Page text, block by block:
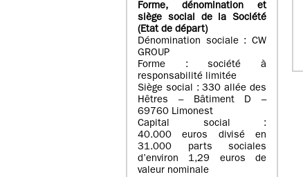
Forme, dénomination et
siège social de la Société
(Etatde départ)
Dénomination sociale : CW
GROUP
Forme : société à
responsabilité limitée
Siège social : 330 allée des
Hêtres – Bâtiment D –
69760 Limonest
Capital social :
40.000 euros divisé en
31.000 parts sociales
d’environ 1,29 euros de
valeur nominale